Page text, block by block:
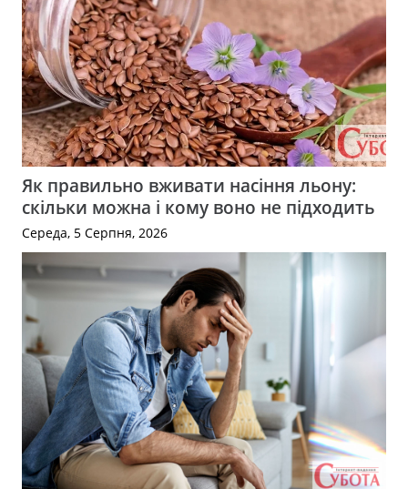
Як правильно вживати насіння льону:
скільки можна і кому воно не підходить
Середа, 5 Серпня, 2026